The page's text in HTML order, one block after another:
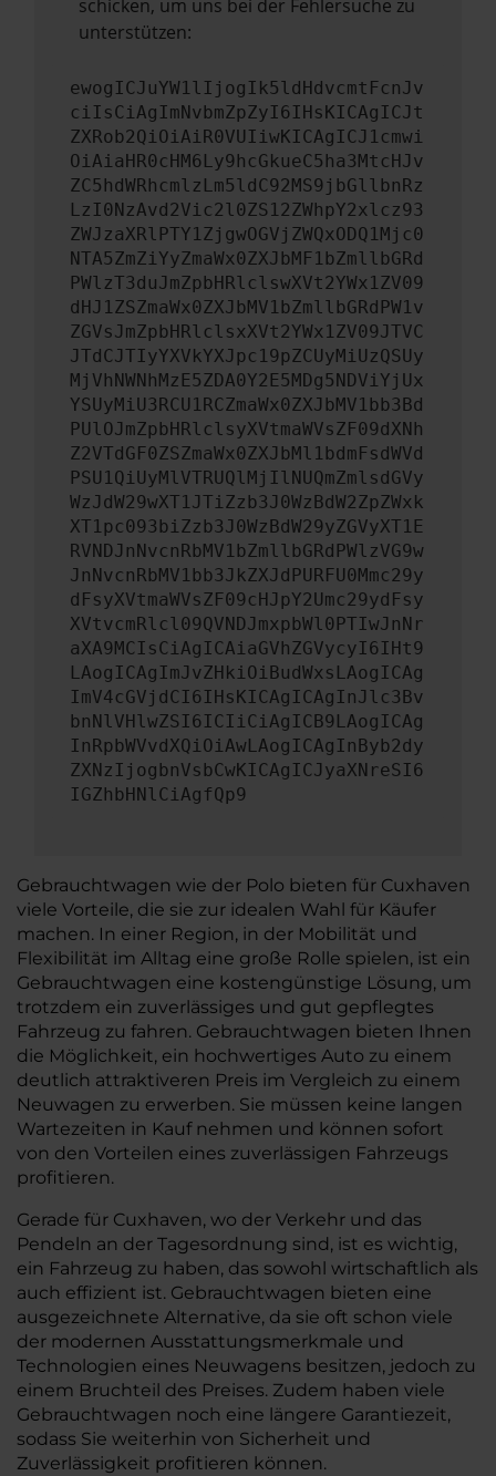
schicken, um uns bei der Fehlersuche zu
unterstützen:
ewogICJuYW1lIjogIk5ldHdvcmtFcnJv
ciIsCiAgImNvbmZpZyI6IHsKICAgICJt
ZXRob2QiOiAiR0VUIiwKICAgICJ1cmwi
OiAiaHR0cHM6Ly9hcGkueC5ha3MtcHJv
ZC5hdWRhcmlzLm5ldC92MS9jbGllbnRz
LzI0NzAvd2Vic2l0ZS12ZWhpY2xlcz93
ZWJzaXRlPTY1ZjgwOGVjZWQxODQ1Mjc0
NTA5ZmZiYyZmaWx0ZXJbMF1bZmllbGRd
PWlzT3duJmZpbHRlclswXVt2YWx1ZV09
dHJ1ZSZmaWx0ZXJbMV1bZmllbGRdPW1v
ZGVsJmZpbHRlclsxXVt2YWx1ZV09JTVC
JTdCJTIyYXVkYXJpc19pZCUyMiUzQSUy
MjVhNWNhMzE5ZDA0Y2E5MDg5NDViYjUx
YSUyMiU3RCU1RCZmaWx0ZXJbMV1bb3Bd
PUlOJmZpbHRlclsyXVtmaWVsZF09dXNh
Z2VTdGF0ZSZmaWx0ZXJbMl1bdmFsdWVd
PSU1QiUyMlVTRUQlMjIlNUQmZmlsdGVy
WzJdW29wXT1JTiZzb3J0WzBdW2ZpZWxk
XT1pc093biZzb3J0WzBdW29yZGVyXT1E
RVNDJnNvcnRbMV1bZmllbGRdPWlzVG9w
JnNvcnRbMV1bb3JkZXJdPURFU0Mmc29y
dFsyXVtmaWVsZF09cHJpY2Umc29ydFsy
XVtvcmRlcl09QVNDJmxpbWl0PTIwJnNr
aXA9MCIsCiAgICAiaGVhZGVycyI6IHt9
LAogICAgImJvZHkiOiBudWxsLAogICAg
ImV4cGVjdCI6IHsKICAgICAgInJlc3Bv
bnNlVHlwZSI6ICIiCiAgICB9LAogICAg
InRpbWVvdXQiOiAwLAogICAgInByb2dy
ZXNzIjogbnVsbCwKICAgICJyaXNreSI6
IGZhbHNlCiAgfQp9
Gebrauchtwagen wie der Polo bieten für Cuxhaven
viele Vorteile, die sie zur idealen Wahl für Käufer
machen. In einer Region, in der Mobilität und
Flexibilität im Alltag eine große Rolle spielen, ist ein
Gebrauchtwagen eine kostengünstige Lösung, um
trotzdem ein zuverlässiges und gut gepflegtes
Fahrzeug zu fahren. Gebrauchtwagen bieten Ihnen
die Möglichkeit, ein hochwertiges Auto zu einem
deutlich attraktiveren Preis im Vergleich zu einem
Neuwagen zu erwerben. Sie müssen keine langen
Wartezeiten in Kauf nehmen und können sofort
von den Vorteilen eines zuverlässigen Fahrzeugs
profitieren.
Gerade für Cuxhaven, wo der Verkehr und das
Pendeln an der Tagesordnung sind, ist es wichtig,
ein Fahrzeug zu haben, das sowohl wirtschaftlich als
auch effizient ist. Gebrauchtwagen bieten eine
ausgezeichnete Alternative, da sie oft schon viele
der modernen Ausstattungsmerkmale und
Technologien eines Neuwagens besitzen, jedoch zu
einem Bruchteil des Preises. Zudem haben viele
Gebrauchtwagen noch eine längere Garantiezeit,
sodass Sie weiterhin von Sicherheit und
Zuverlässigkeit profitieren können.